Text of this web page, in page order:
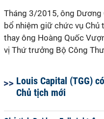
Tháng 3/2015, ông
bổ nhiệm giữ chức vụ Chủ
thay ông Hoàng Quốc
vị Thứ trưởng Bộ Công
Louis Capital (TGG) có
Chủ tịch mới